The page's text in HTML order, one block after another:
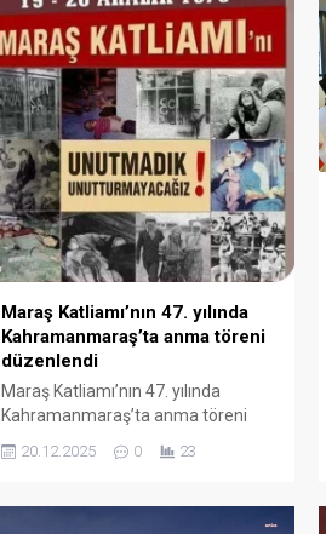
Maraş Katliamı’nın 47. yılında
Kahramanmaraş’ta anma töreni
düzenlendi
Maraş Katliamı’nın 47. yılında
Kahramanmaraş’ta anma töreni
düzenlendi Maraş Katliamı’nın 47.
yılı dolayısıyla Kahramanmaraş’ta
Kültür Cem Evi önünde başlayan
20.12.2025 0 23